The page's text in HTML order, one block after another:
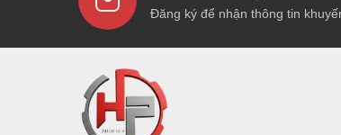
Đăng ký để nhận thông tin